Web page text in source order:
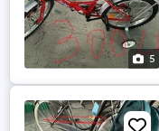
5